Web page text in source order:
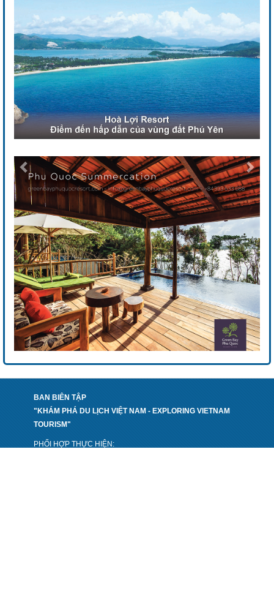
BAN BIÊN TẬP
"KHÁM PHÁ DU LỊCH VIỆT NAM - EXPLORING VIETNAM
TOURISM"
PHỐI HỢP THỰC HIỆN: